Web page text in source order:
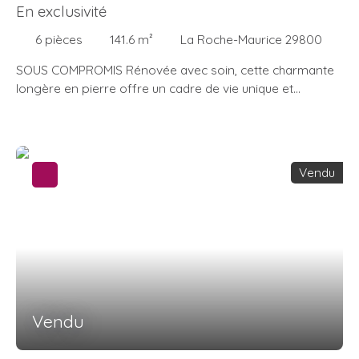
En exclusivité
6 pièces 141.6 m²
La Roche-Maurice 29800
SOUS COMPROMIS Rénovée avec soin, cette charmante
longère en pierre offre un cadre de vie unique et
immédiatement séduit par le caractère intemporel de
cette maison. Les murs en pierre et les poutres
apparentes créent une atmosphère chaleureuse et
paix. La terrasse exposée sud, idéale pour les moments
de détente en famille ou entre amis, vous permettra de
profiter pleinement des beaux jours. Attenant à la
Vendu
Vendu